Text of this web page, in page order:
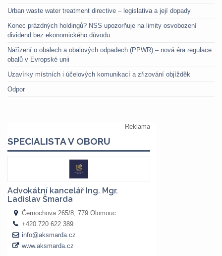
Urban waste water treatment directive – legislativa a její dopady
Konec prázdných holdingů? NSS upozorňuje na limity osvobození
dividend bez ekonomického důvodu
Nařízení o obalech a obalových odpadech (PPWR) – nová éra regulace
obalů v Evropské unii
Uzavírky místních i účelových komunikací a zřizování objížděk
Odpor